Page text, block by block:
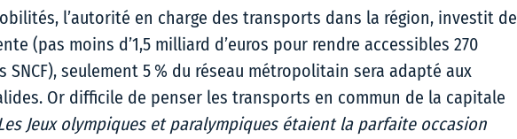
l’autorité en charge des transports dans la région, investit de
(pas moins d’1,5 milliard d’euros pour rendre accessibles 270
SNCF), seulement 5 % du réseau métropolitain sera adapté aux
Or difficile de penser les transports en commun de la capitale
Jeux olympiques et paralympiques étaient la parfaite occasion